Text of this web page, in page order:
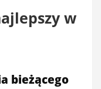
w
bieżącego